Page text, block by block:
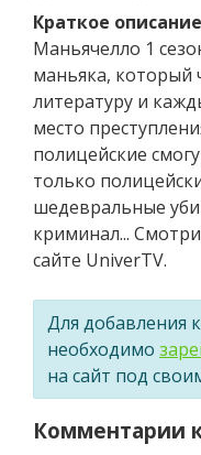
Краткое
Маньячелло 1
маньяка, который
литературу и
место
полицейские
только
шедевральные
криминал...
сайте UniverTV.
Для добавления
необходимо
на сайт под
Комментарии